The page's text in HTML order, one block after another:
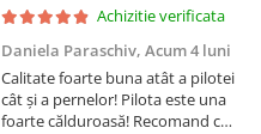
Achizitie verificata
Daniela Paraschiv, Acum 4 luni
Calitate foarte buna atât a pilotei
cât și a pernelor! Pilota este una
foarte călduroasă! Recomand cu